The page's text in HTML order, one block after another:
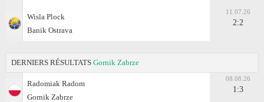
Wisla Plock
Banik Ostrava
11.07.26
2:2
DERNIERS RÉSULTATS Gornik Zabrze
Radomiak Radom
Gornik Zabrze
08.08.26
1:3